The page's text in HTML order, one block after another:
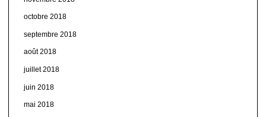
octobre 2018
septembre 2018
août 2018
juillet 2018
juin 2018
mai 2018